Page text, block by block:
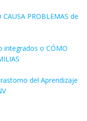
PROBLEMAS de
integrados o CÓMO
del Aprendizaje